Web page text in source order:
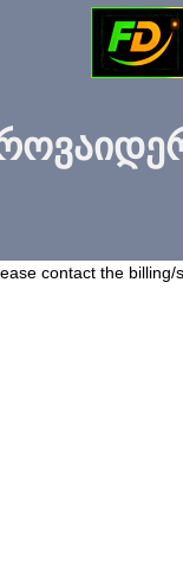
contact the